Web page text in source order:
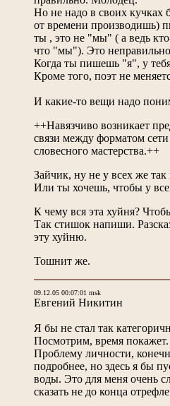
Но не надо в своих кучках
от времени производишь)
ты , это не "мы" ( а ведь
что "мы"). Это
Когда ты пишешь "я", у
Кроме того, поэт не
И какие-то вещи надо
++Навязчиво возникает
связи между форматом
словесного мастерства.++
Зайчик, ну не у всех же
Или ты хочешь, чтобы у
К чему вся эта хуйня?
Так стишок напиши.
эту хуйню.
Тошнит же.
09.12.05 00:07:01 msk
Евгений Никитин
Я бы не стал так
Посмотрим, время покажет.
Проблему личности,
подробнее, но здесь я бы
воды. Это для меня очень
сказать не до конца